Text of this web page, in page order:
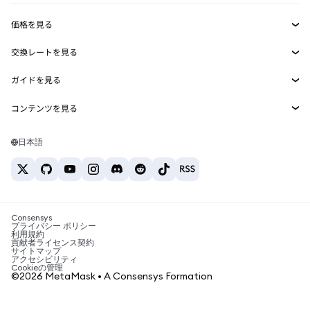
MetaMask Connect
Snaps
Web3サービス
セキュリティ
サポート
キャリア
お問い合わせ
価格を見る
イーサリアムの価格
Solanaの価格
Tetherの価格
交換レートを見る
ETH→USD
USDT→INR
BTC→INR
ETH→USDT
ガイドを見る
ETHの購入
USDTの購入
SHIBの購入
BNBの購入
コンテンツを見る
Solanaウォレット
税制関連ニュース
暗号資産の購入方法は？
ビットコインを売るには？
日本語
Consensys
プライバシー ポリシー
利用規約
貢献者ライセンス契約
サイトマップ
アクセシビリティ
Cookieの管理
©2026 MetaMask • A Consensys Formation